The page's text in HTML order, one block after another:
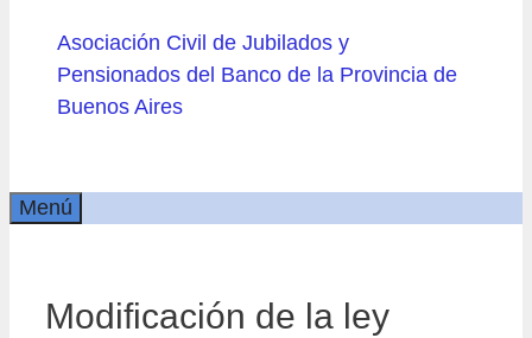
Asociación Civil de Jubilados y
Pensionados del Banco de la Provincia de
Buenos Aires
Menú
Modificación de la ley